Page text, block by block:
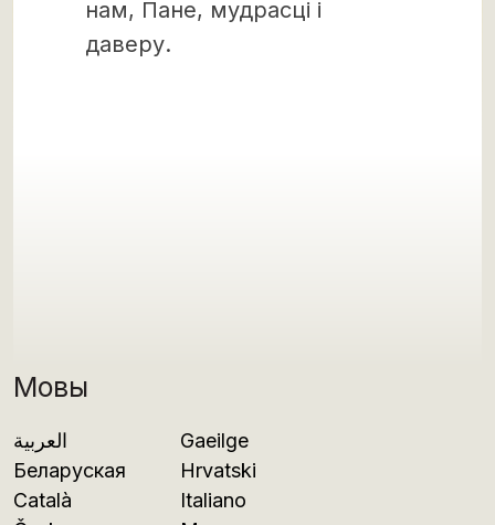
Мовы
العربية
Беларуская
Català
Gaeilge
Hrvatski
Italiano
нам, Пане, мудрасці і
даверу.